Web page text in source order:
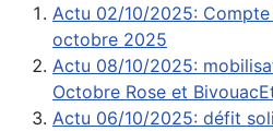
Actu 02/10/2025: Compte
octobre 2025
Actu 08/10/2025:
Octobre Rose et
Actu 06/10/2025: défit